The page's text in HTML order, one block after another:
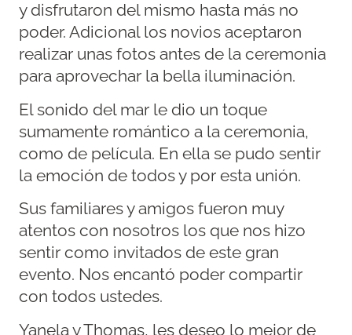
y disfrutaron del mismo hasta más no
poder. Adicional los novios aceptaron
realizar unas fotos antes de la ceremonia
para aprovechar la bella iluminación.
El sonido del mar le dio un toque
sumamente romántico a la ceremonia,
como de película. En ella se pudo sentir
la emoción de todos y por esta unión.
Sus familiares y amigos fueron muy
atentos con nosotros los que nos hizo
sentir como invitados de este gran
evento. Nos encantó poder compartir
con todos ustedes.
Yanela y Thomas, les deseo lo mejor de